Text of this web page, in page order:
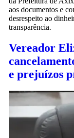
aos documentos e
desrespeito ao
transparência.
Vereador
e prejuízos